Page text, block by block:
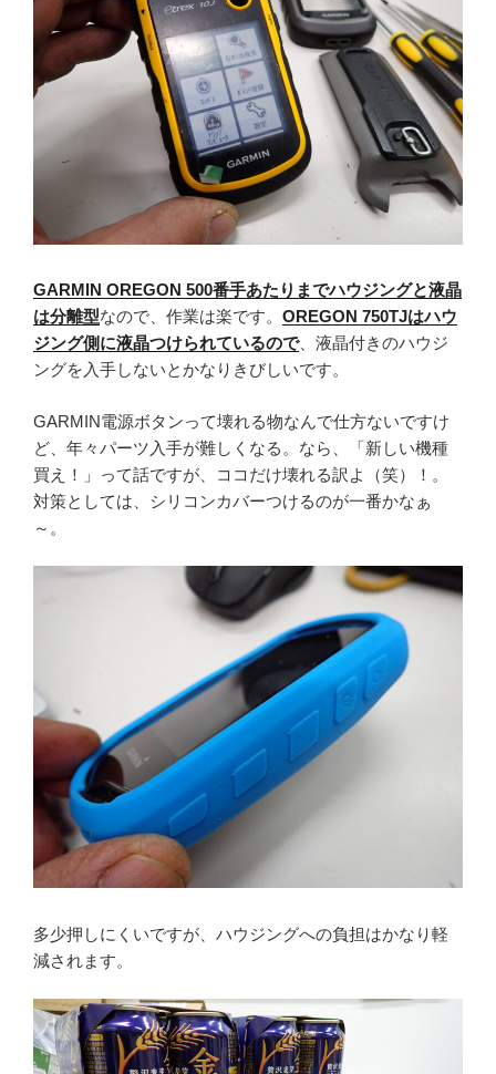
GARMIN OREGON 500番手あたりまでハウジングと液晶
は分離型なので、作業は楽です。 OREGON 750TJはハウ
ジング側に液晶つけられているので、液晶付きのハウジ
ングを入手しないとかなりきびしいです。
GARMIN電源ボタンって壊れる物なんで仕方ないですけ
ど、年々パーツ入手が難しくなる。なら、「新しい機種
買え！」って話ですが、ココだけ壊れる訳よ（笑）！。
対策としては、シリコンカバーつけるのが一番かなぁ
～。
多少押しにくいですが、ハウジングへの負担はかなり軽
減されます。